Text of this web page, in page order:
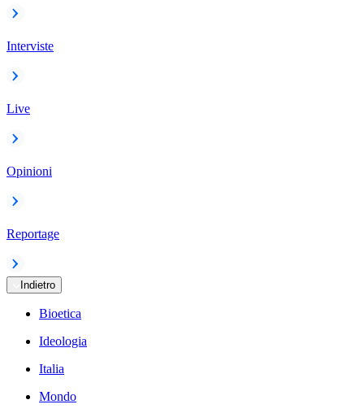
Interviste
Live
Opinioni
Reportage
Indietro
Bioetica
Ideologia
Italia
Mondo